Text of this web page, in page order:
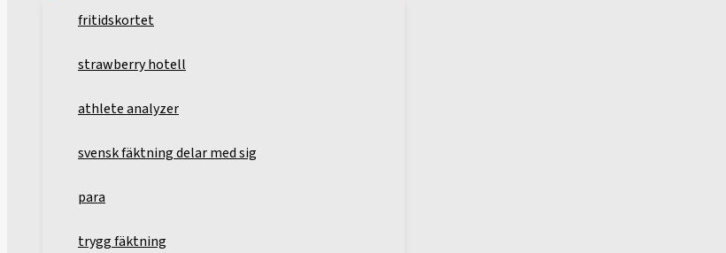
fritidskortet
strawberry hotell
athlete analyzer
svensk fäktning delar med sig
para
trygg fäktning